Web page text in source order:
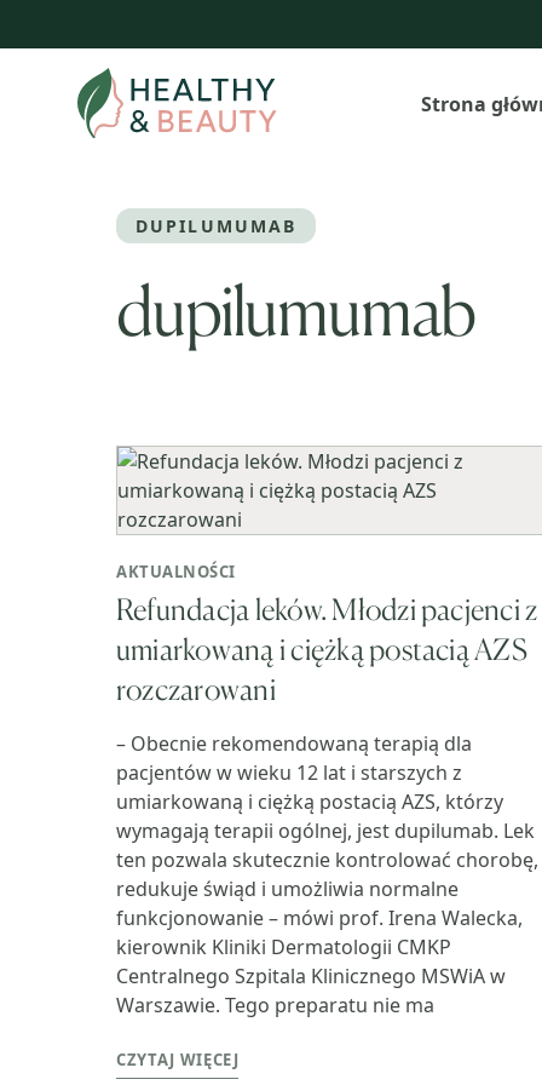
do
Strona
DUPILUMUMAB
dupilumumab
AKTUALNOŚCI
Refundacja leków. Młodzi pacjenci z
umiarkowaną i ciężką postacią AZS
rozczarowani
– Obecnie rekomendowaną terapią dla
pacjentów w wieku 12 lat i starszych z
umiarkowaną i ciężką postacią AZS, którzy
wymagają terapii ogólnej, jest dupilumab. Lek
ten pozwala skutecznie kontrolować chorobę,
redukuje świąd i umożliwia normalne
funkcjonowanie – mówi prof. Irena Walecka,
kierownik Kliniki Dermatologii CMKP
Centralnego Szpitala Klinicznego MSWiA w
Warszawie. Tego preparatu nie ma
CZYTAJ WIĘCEJ